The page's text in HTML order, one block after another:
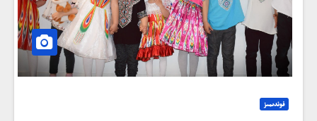
فوندىمىز